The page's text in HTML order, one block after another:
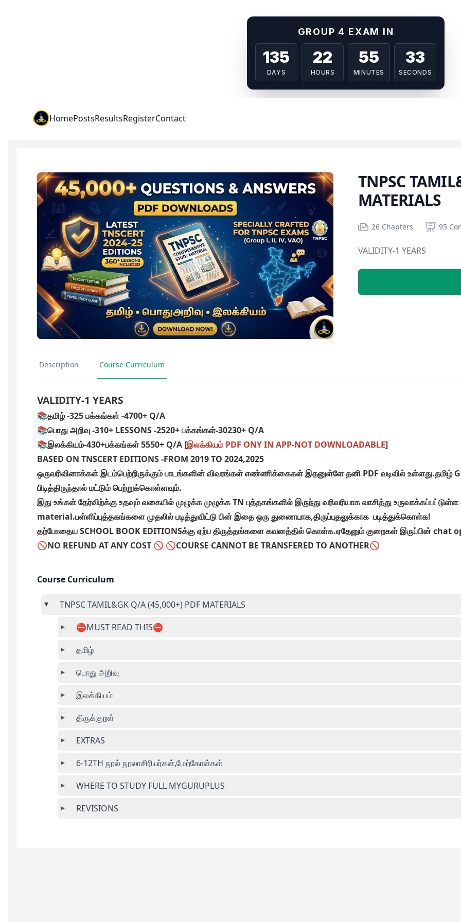
GROUP 4 EXAM IN
135
DAYS
22
HOURS
55
MINUTES
33
SECONDS
Institute Logo
HomePostsResultsRegisterContact
TNPSC
MATERIALS
Number of chapters
26 Chapters
Number of contents 95
Course Validity
VALIDITY-1 YEARS
Description Course Curriculum
VALIDITY-1 YEARS
📚தமிழ் -325 பக்கங்கள் -4700+ Q/A
📚பொது அறிவு -310+ LESSONS -2520+ பக்கங்கள்-30230+ Q/A
📚இலக்கியம்-430+பக்கங்கள் 5550+ Q/A [இலக்கியம் PDF ONY IN APP-NOT DOWNLOADABLE]
BASED ON TNSCERT EDITIONS -FROM 2019 TO 2024,2025
ஒருவரிவினாக்கள் இடம்பெற்றிருக்கும் பாடங்களின் விவரங்கள் எண்ணிக்கைகள் இதனுள்ளே தனி PDF வடிவில் உள்ளது.தமிழ் GK
பிடித்திருந்தால் மட்டும் பெற்றுக்கொள்ளவும்.
இது உங்கள் தேர்விற்க்கு உதவும் வகையில் முழுக்க முழுக்க TN புத்தகங்களில் இருந்து வரிவரியாக வாசித்து
material.பள்ளிப்புத்தகங்களை முதலில் படித்துவிட்டு பின் இதை ஒரு துணையாக,திருப்புதலுக்காக படித்துக்கொள்க!
தற்போதைய SCHOOL BOOK EDITIONSக்கு ஏற்ப திருத்தங்களை கவனத்தில் கொள்க.ஏதேனும் குறைகள் இருப்பின் chat
🚫NO REFUND AT ANY COST 🚫 🚫COURSE CANNOT BE TRANSFERED TO ANOTHER🚫
Course Curriculum
TNPSC TAMIL&GK Q/A (45,000+) PDF MATERIALS
⛔MUST READ THIS⛔
தமிழ்
பொது அறிவு
இலக்கியம்
திருக்குறள்
EXTRAS
6-12TH நூல் நூலாசிரியர்கள்,மேற்கோள்கள்
WHERE TO STUDY FULL MYGURUPLUS
REVISIONS